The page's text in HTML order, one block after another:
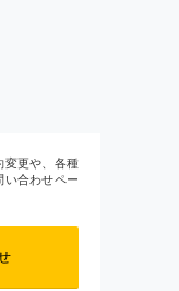
変更や、各種
い合わせペー